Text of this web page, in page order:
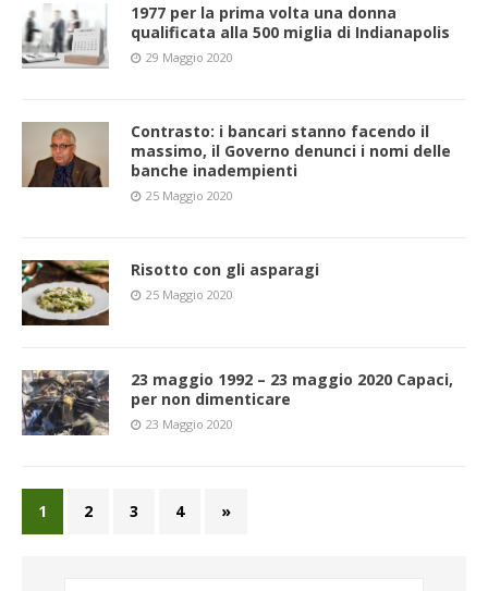
1977 per la prima volta una donna
qualificata alla 500 miglia di Indianapolis
29 Maggio 2020
Contrasto: i bancari stanno facendo il
massimo, il Governo denunci i nomi delle
banche inadempienti
25 Maggio 2020
Risotto con gli asparagi
25 Maggio 2020
23 maggio 1992 – 23 maggio 2020 Capaci,
per non dimenticare
23 Maggio 2020
1 2 3 4 »